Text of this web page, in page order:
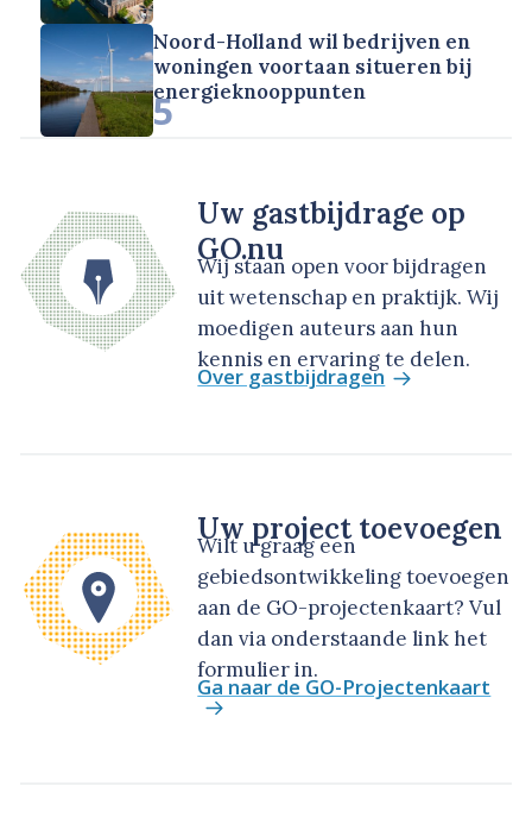
Noord-Holland wil bedrijven en
woningen voortaan situeren bij
energieknooppunten
5
Uw gastbijdrage op
GO.nu
Wij staan open voor bijdragen
uit wetenschap en praktijk. Wij
moedigen auteurs aan hun
kennis en ervaring te delen.
Over gastbijdragen
Uw project toevoegen
Wilt u graag een
gebiedsontwikkeling toevoegen
aan de GO-projectenkaart? Vul
dan via onderstaande link het
formulier in.
Ga naar de GO-Projectenkaart